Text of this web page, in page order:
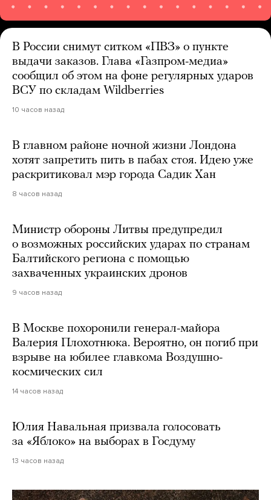
В России снимут ситком «ПВЗ» о пункте
выдачи заказов. Глава «Газпром-медиа»
сообщил об этом на фоне регулярных ударов
ВСУ по складам Wildberries
10 часов назад
В главном районе ночной жизни Лондона
хотят запретить пить в пабах стоя. Идею уже
раскритиковал мэр города Садик Хан
8 часов назад
Министр обороны Литвы предупредил
о возможных российских ударах по странам
Балтийского региона с помощью
захваченных украинских дронов
9 часов назад
В Москве похоронили генерал-майора
Валерия Плохотнюка. Вероятно, он погиб при
взрыве на юбилее главкома Воздушно-
космических сил
14 часов назад
Юлия Навальная призвала голосовать
за «Яблоко» на выборах в Госдуму
13 часов назад